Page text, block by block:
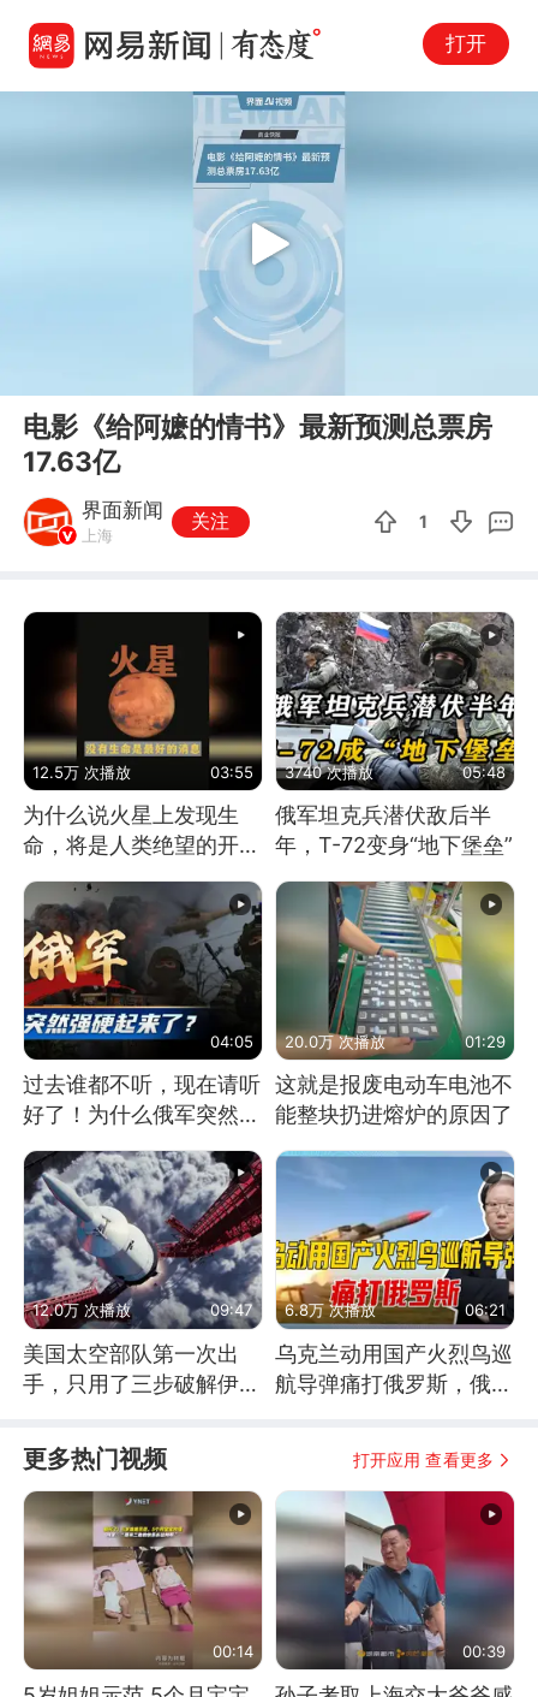
打开
Play
电影《给阿嬷的情书》最新预测总票房
17.63亿
界面新闻
上海
关注 1
12.5万 次播放 03:55
为什么说火星上发现生
命，将是人类绝望的开
始？
3740 次播放 05:48
俄军坦克兵潜伏敌后半
年，T-72变身“地下堡垒”
04:05
过去谁都不听，现在请听
好了！为什么俄军突然强
20.0万 次播放 01:29
这就是报废电动车电池不
能整块扔进熔炉的原因了
12.0万 次播放 09:47
美国太空部队第一次出
手，只用了三步破解伊朗
6.8万 次播放 06:21
乌克兰动用国产火烈鸟巡
航导弹痛打俄罗斯，俄军
更多热门视频 打开应用 查看更多
00:14 00:39